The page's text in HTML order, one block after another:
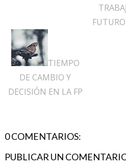
TIEMPO
DE CAMBIO Y
DECISIÓN EN LA FP
0 COMENTARIOS:
PUBLICAR UN